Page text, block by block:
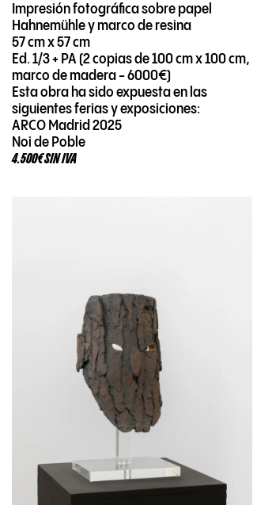
Impresión fotográfica sobre papel
Hahnemühle y marco de resina
57 cm x 57 cm
Ed. 1/3 + PA (2 copias de 100 cm x 100 cm,
marco de madera - 6000€)
Esta obra ha sido expuesta en las
siguientes ferias y exposiciones:
ARCO Madrid 2025
Noi de Poble
4.500€ SIN IVA